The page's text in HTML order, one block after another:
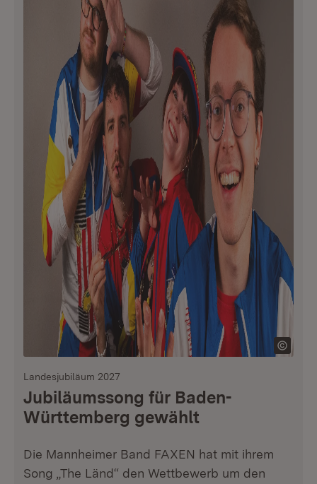
Landesjubiläum 2027
Jubiläumssong für Baden-
Württemberg gewählt
Die Mannheimer Band FAXEN hat mit ihrem
Song „The Länd“ den Wettbewerb um den